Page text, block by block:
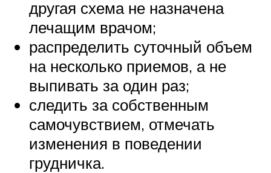
другая схема не назначена
лечащим врачом;
распределить суточный объем
на несколько приемов, а не
выпивать за один раз;
следить за собственным
самочувствием, отмечать
изменения в поведении
грудничка.